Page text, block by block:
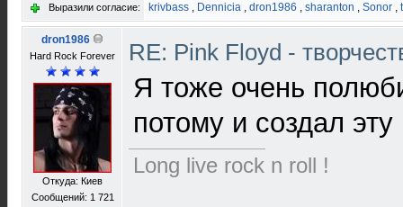
Выразили согласие: krivbass , Dennicia , dron1986 , sharanton , Sonor ,
dron1986
Hard Rock Forever
Откуда: Киев
Сообщений: 1 721
RE: Pink Floyd -
Я тоже очень
потому и создал эту
Long live rock n roll !